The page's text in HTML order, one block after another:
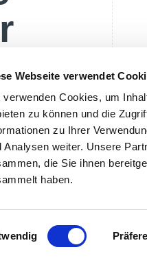
Webseite verwendet
verwenden Cookies, um
zu können und die
zu Ihrer
Analysen weiter. Unsere
die Sie ihnen
haben.